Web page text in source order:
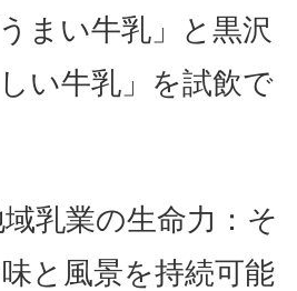
まい牛乳」と黒沢
い牛乳」を試飲で
乳業の生命力：そ
と風景を持続可能